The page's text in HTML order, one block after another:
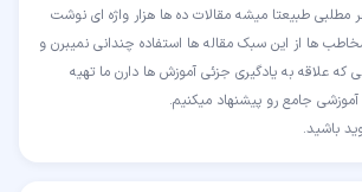
مطلبی طبیعتا میشه مقالات ده ها هزار واژه ای نوشت
ها از این سبک مقاله ها استفاده چندانی نمیبرن و
که علاقه به یادگیری جزئی آموزش ها دارن ما تهیه
باشید.